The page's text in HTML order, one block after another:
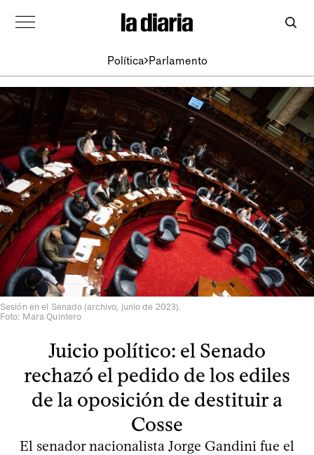
Política Parlamento
Sesión en el Senado (archivo, junio de 2023).
Foto: Mara Quintero
Juicio político: el Senado
rechazó el pedido de los ediles
de la oposición de destituir a
Cosse
El senador nacionalista Jorge Gandini fue el